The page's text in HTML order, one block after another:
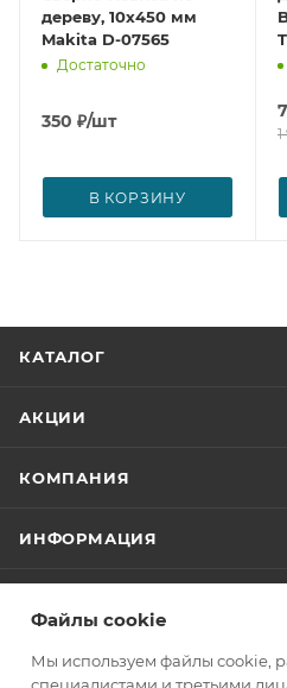
дереву, 10x450 мм
Makita D-07565
Достаточно
350 ₽/шт
В КОРЗИНУ
КАТАЛОГ
АКЦИИ
КОМПАНИЯ
ИНФОРМАЦИЯ
Файлы cookie
Мы используем файлы cookie,